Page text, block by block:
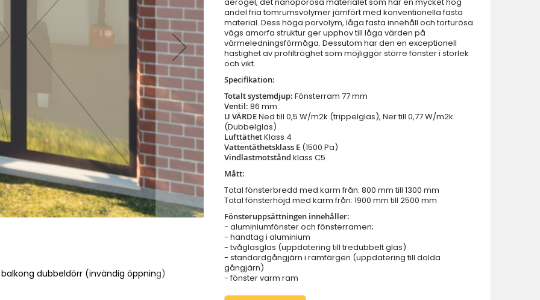
Dörrar med vänster sidoljus & överljus
Dörrar med höger sidoljus & överljus
Dörrar med vänster & höger sidoljus
Parytterdörrar med överljus
Innerdörrar
Ytterdörrar - specialerbjudande i lager
Glas Pivothängda ytterdörrar
Entrédörr i aluminiumglas
dubbeldörr (invändig öppning)
andel fria tomrumsvolymer jämfört med konventionella fasta
material. Dess höga porvolym, låga fasta innehåll och torturösa
vägs amorfa struktur ger upphov till låga värden på
värmeledningsförmåga. Dessutom har den en exceptionell
hastighet av profiltröghet som möjliggör större fönster i storlek
och vikt.
Specifikation:
Totalt systemdjup: Fönsterram 77 mm
Ventil: 86 mm
U VÄRDENed till 0,5 W/m2k (trippelglas), Ner till 0,77 W/m2k
(Dubbelglas)
LufttäthetKlass 4
Vattentäthetsklass E (1500 Pa)
Vindlastmotstånd klass C5
Mått:
Total fönsterbredd med karm från: 800 mm till 1300 mm
Total fönsterhöjd med karm från: 1900 mm till 2500 mm
Fönsteruppsättningen innehåller:
- aluminiumfönster och fönsterramen;
- handtag i aluminium
- tvåglasglas (uppdatering till tredubbelt glas)
- standardgångjärn i ramfärgen (uppdatering till dolda
gångjärn)
- fönster varm ram